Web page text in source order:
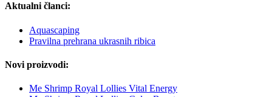
Aktualni članci:
Aquascaping
Pravilna prehrana ukrasnih ribica
Novi proizvodi:
Me Shrimp Royal Lollies Vital Energy